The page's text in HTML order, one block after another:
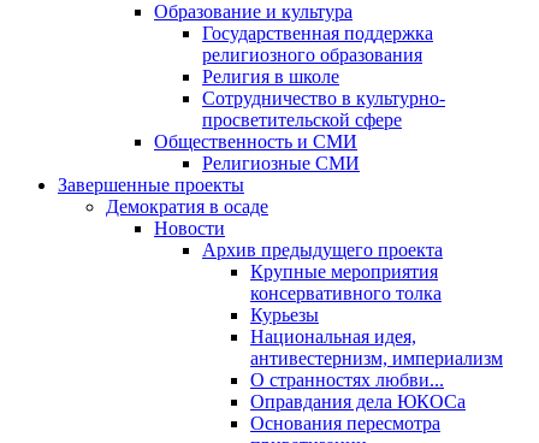
Образование и культура
Государственная поддержка
религиозного образования
Религия в школе
Сотрудничество в культурно-
просветительской сфере
Общественность и СМИ
Религиозные СМИ
Завершенные проекты
Демократия в осаде
Новости
Архив предыдущего проекта
Крупные мероприятия
консервативного толка
Курьезы
Национальная идея,
антивестернизм, империализм
О странностях любви...
Оправдания дела ЮКОСа
Основания пересмотра